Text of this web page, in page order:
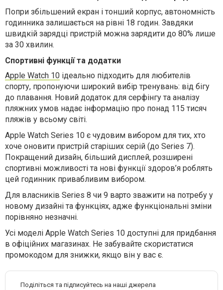
Попри збільшений екран і тонший корпус, автономність
годинника залишається на рівні 18 годин. Завдяки
швидкій зарядці пристрій можна зарядити до 80% лише
за 30 хвилин.
Спортивні функції та додатки
Apple Watch 10 ідеально підходить для любителів
спорту, пропонуючи широкий вибір тренувань: від бігу
до плавання. Новий додаток для серфінгу та аналізу
пляжних умов надає інформацію про понад 115 тисяч
пляжів у всьому світі.
Apple Watch Series 10 є чудовим вибором для тих, хто
хоче оновити пристрій старіших серій (до Series 7).
Покращений дизайн, більший дисплей, розширені
спортивні можливості та нові функції здоров’я роблять
цей годинник привабливим вибором.
Для власників Series 8 чи 9 варто зважити на потребу у
новому дизайні та функціях, адже функціональні зміни
порівняно незначні.
Усі моделі Apple Watch Series 10 доступні для придбання
в офіційних магазинах. Не забувайте скористатися
промокодом для знижки, якщо він у вас є.
Поділіться та підписуйтесь на наші джерела